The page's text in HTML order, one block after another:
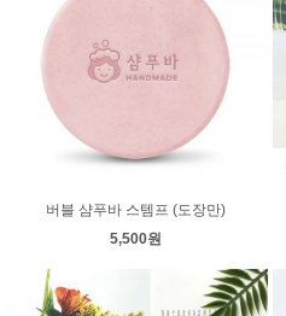
버블 샴푸바 스템프 (도장만)
5,500원